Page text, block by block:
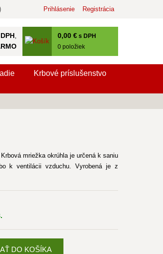
,
0,00 € s DPH
0 položiek
Prihlásenie Registrácia
Krbové príslušenstvo
mriežka okrúhla je určená k saniu
k ventilácii vzduchu. Vyrobená je z
DO KOŠÍKA